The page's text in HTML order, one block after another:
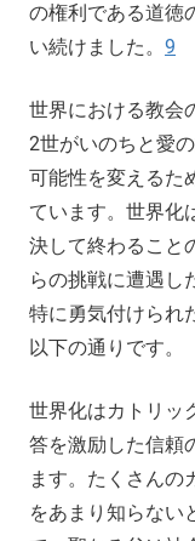
の権利である道徳
い続けました。 9
世界における教会
2世がいのちと愛
可能性を変えるた
ています。世界化
決して終わること
らの挑戦に遭遇し
特に勇気付けられ
以下の通りです。
世界化はカトリッ
答を激励した信頼
ます。たくさんの
をあまり知らない